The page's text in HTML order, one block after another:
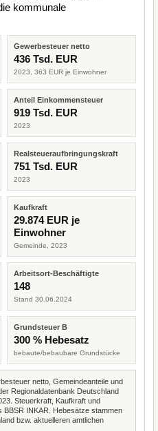
kommunale
Gewerbesteuer netto
436 Tsd. EUR
2023, 363 EUR je Einwohner
Anteil Einkommensteuer
919 Tsd. EUR
2023
Realsteueraufbringungskraft
751 Tsd. EUR
2023
Kaufkraft
29.874 EUR je
Einwohner
Gemeinde, 2023
Arbeitsort-Beschäftigte
148
Stand 30.06.2024
Grundsteuer B
300 % Hebesatz
bebaute/bebaubare Grundstücke
netto, Gemeindeanteile und
Regionaldatenbank Deutschland
Steuerkraft, Kaufkraft und
BBSR INKAR. Hebesätze stammen
bzw. aktuelleren amtlichen